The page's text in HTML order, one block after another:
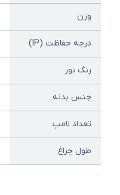
وزن
درجه حفاظت (IP)
رنگ نور
جنس بدنه
تعداد لامپ
طول چراغ